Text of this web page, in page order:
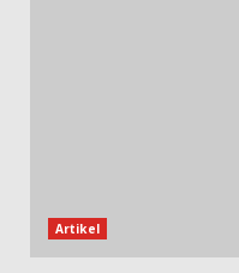
Artikel